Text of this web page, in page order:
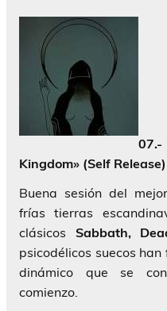
Kingdom» (Self Release)
Buena sesión del mejor
frías tierras
clásicos Sabbath,
psicodélicos suecos
dinámico que se
comienzo.